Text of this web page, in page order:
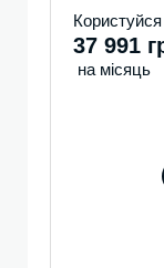
Користуйся
37 991
на місяць